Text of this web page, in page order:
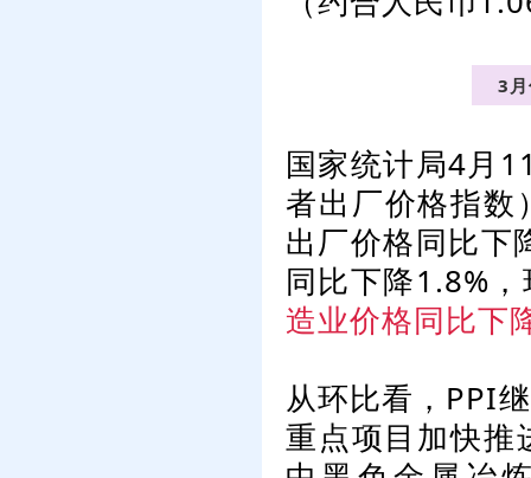
3
国家统计局4月
者出厂价格指
出厂价格同比下
同比下降1.8%
造业价格同比下
从环比看，PPI
重点项目加快推